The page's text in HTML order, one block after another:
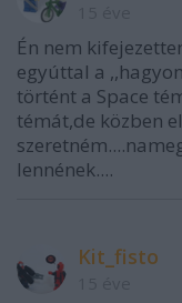
Én nem
egyúttal a
történt a Space
témát,de közben
lennének....
Kit_fisto